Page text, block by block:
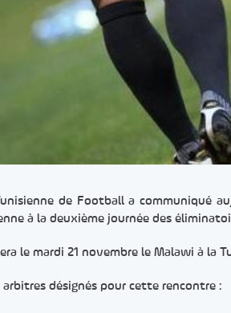
de Football a communiqué
à la deuxième journée des
le mardi 21 novembre le Malawi à la
désignés pour cette rencontre :